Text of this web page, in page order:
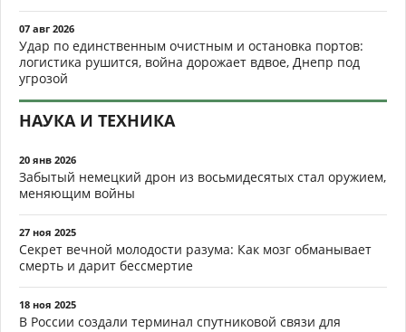
07 авг 2026
Удар по единственным очистным и остановка портов:
логистика рушится, война дорожает вдвое, Днепр под
угрозой
НАУКА И ТЕХНИКА
20 янв 2026
Забытый немецкий дрон из восьмидесятых стал оружием,
меняющим войны
27 ноя 2025
Секрет вечной молодости разума: Как мозг обманывает
смерть и дарит бессмертие
18 ноя 2025
В России создали терминал спутниковой связи для